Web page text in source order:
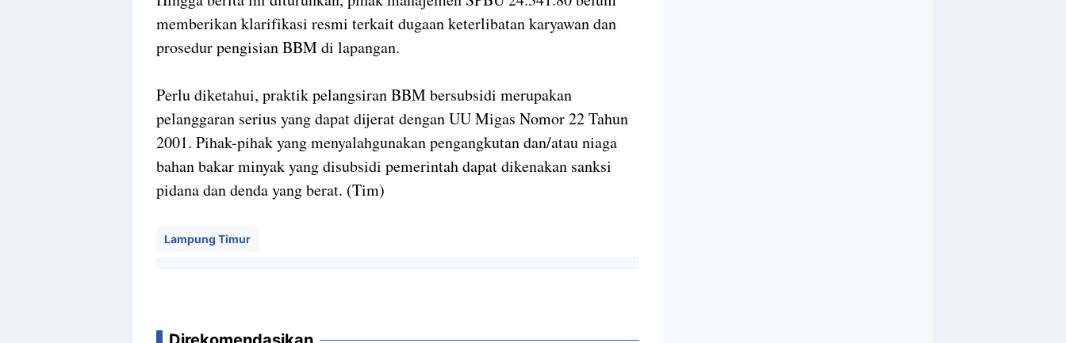
memberikan klarifikasi resmi terkait dugaan keterlibatan karyawan dan
prosedur pengisian BBM di lapangan.
Perlu diketahui, praktik pelangsiran BBM bersubsidi merupakan
pelanggaran serius yang dapat dijerat dengan UU Migas Nomor 22 Tahun
2001. Pihak-pihak yang menyalahgunakan pengangkutan dan/atau niaga
bahan bakar minyak yang disubsidi pemerintah dapat dikenakan sanksi
pidana dan denda yang berat. (Tim)
Lampung Timur